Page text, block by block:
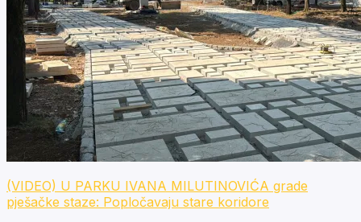
(VIDEO) U PARKU IVANA MILUTINOVIĆA grade
pješačke staze: Popločavaju stare koridore